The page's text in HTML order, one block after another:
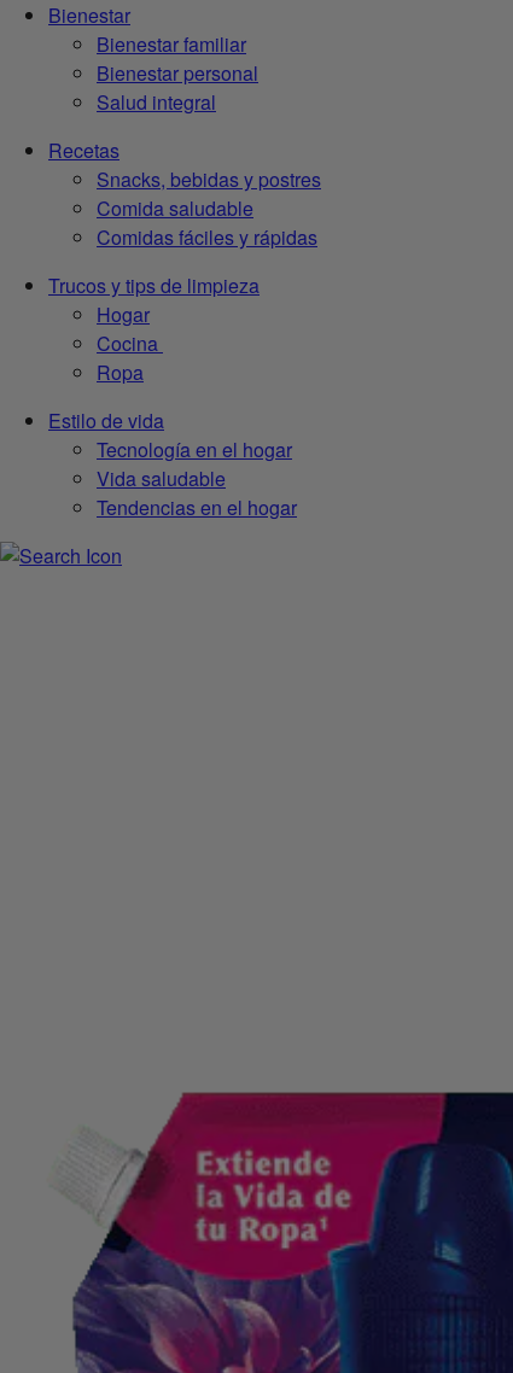
Bienestar
Bienestar familiar
Bienestar personal
Salud integral
Recetas
Snacks, bebidas y postres
Comida saludable
Comidas fáciles y rápidas
Trucos y tips de limpieza
Hogar
Cocina
Ropa
Estilo de vida
Tecnología en el hogar
Vida saludable
Tendencias en el hogar